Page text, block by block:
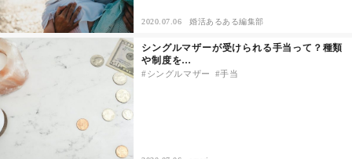
2020.07.06 婚活あるある編集部
シングルマザーが受けられる手当って？種類
や制度を…
シングルマザー 手当